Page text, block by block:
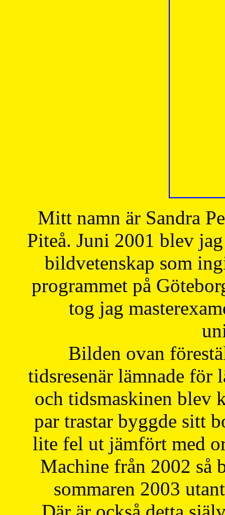
Mitt namn är Sandra
Piteå. Juni 2001 blev
bildvetenskap som
programmet på
tog jag
Bilden ovan
tidsresenär lämnade för
och tidsmaskinen blev
par trastar byggde sitt
lite fel ut jämfört med
Machine från 2002 så
sommaren 2003